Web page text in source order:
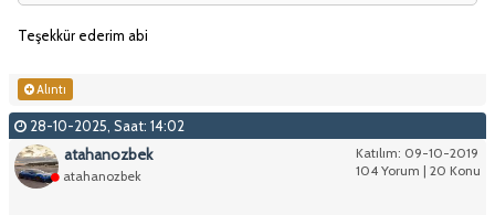
Teşekkür ederim abi
Alıntı
28-10-2025, Saat: 14:02
Katılım: 09-10-2019
104 Yorum | 20 Konu
atahanozbek
atahanozbek